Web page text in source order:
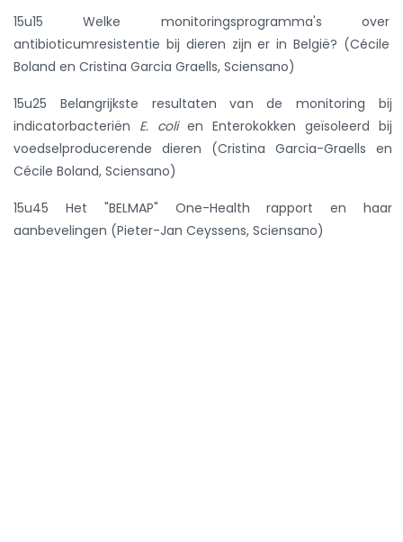
15u15 Welke monitoringsprogramma's over
antibioticumresistentie bij dieren zijn er in België? (Cécile
Boland en Cristina Garcia Graells, Sciensano)
15u25 Belangrijkste resultaten van de monitoring bij
indicatorbacteriën E. colien Enterokokken geïsoleerd bij
voedselproducerende dieren (Cristina Garcia-Graells en
Cécile Boland, Sciensano)
15u45
Het "BELMAP" One-Health rapport en haar
aanbevelingen (Pieter-Jan Ceyssens, Sciensano)